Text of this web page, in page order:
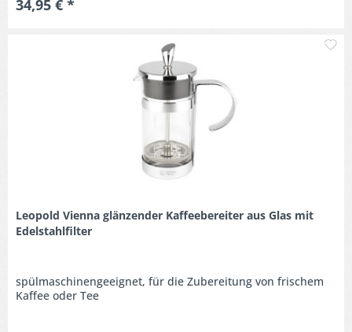
34,95 € *
Leopold Vienna glänzender Kaffeebereiter aus Glas mit
Edelstahlfilter
spülmaschinengeeignet, für die Zubereitung von frischem
Kaffee oder Tee